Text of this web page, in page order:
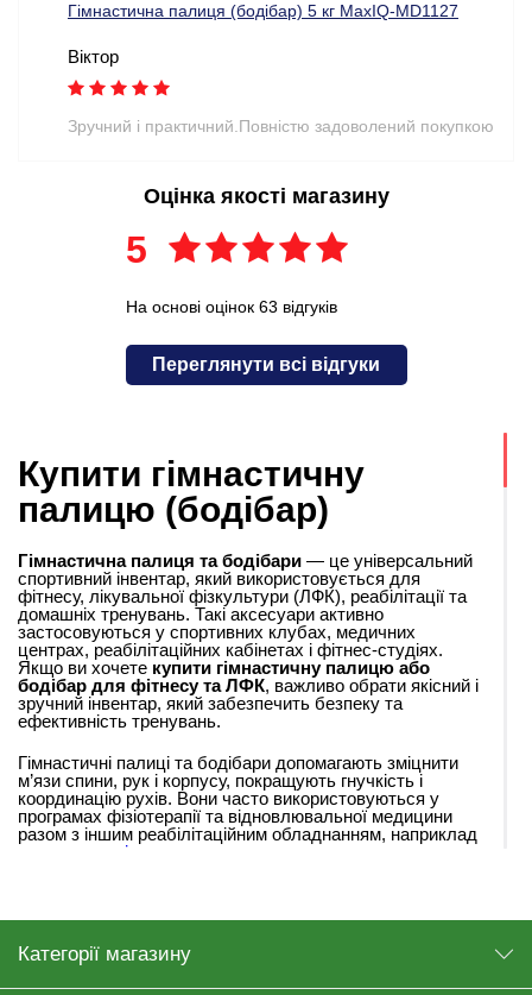
Купити гімнастичну
палицю (бодібар)
Гімнастична палиця та бодібари — це універсальний
спортивний інвентар, який використовується для
фітнесу, лікувальної фізкультури (ЛФК), реабілітації та
домашніх тренувань. Такі аксесуари активно
застосовуються у спортивних клубах, медичних
центрах, реабілітаційних кабінетах і фітнес-студіях.
Якщо ви хочете купити гімнастичну палицю або
бодібар для фітнесу та ЛФК, важливо обрати якісний і
зручний інвентар, який забезпечить безпеку та
ефективність тренувань.
Гімнастичні палиці та бодібари допомагають зміцнити
м’язи спини, рук і корпусу, покращують гнучкість і
координацію рухів. Вони часто використовуються у
програмах фізіотерапії та відновлювальної медицини
разом з іншим реабілітаційним обладнанням, наприклад
медичними ліжками
Гімнастична палиця
інструмент, який застосовується для вправ на розтяжку,
Гімнастична палиця (бодібар) 5 кг MaxIQ-MD1127
Віктор
Зручний і практичний.Повністю задоволений покупкою
Оцінка якості магазину
5
На основі оцінок 63 відгуків
Переглянути всі відгуки
Категорії магазину